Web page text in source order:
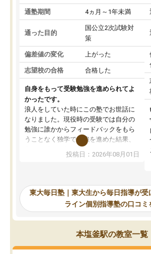
通塾期間 4ヵ月～1年未満
通った目的
国公立2次試験対
策
偏差値の変化 上がった
志望校の合格 合格した
自身をもって受験勉強を進められてよ
かったです。
浪人をしていた時にこの塾でお世話に
なりました。現役時の受験では自分の
勉強に誰かからフィードバックをもら
うことなく独学で勉強を進めた結果、
入試本番に地歴の学習が間に合わず不
合格となってしまいました。その経験
東大毎日塾にたどり着きました。学習
の長期計画や日々の勉強のやり方につ
いて客観的なアドバイスをいただけた
ので、自信をもって受験勉強を進める
ことができました。自分のように勉強
のやり方や進捗管理で苦労している方
には特におすすめしたい塾です。
投稿日：2026年08月01日
東大毎日塾｜東大生から毎日指導が受
ライン個別指導塾の口コミ
本塩釜駅の教室一覧